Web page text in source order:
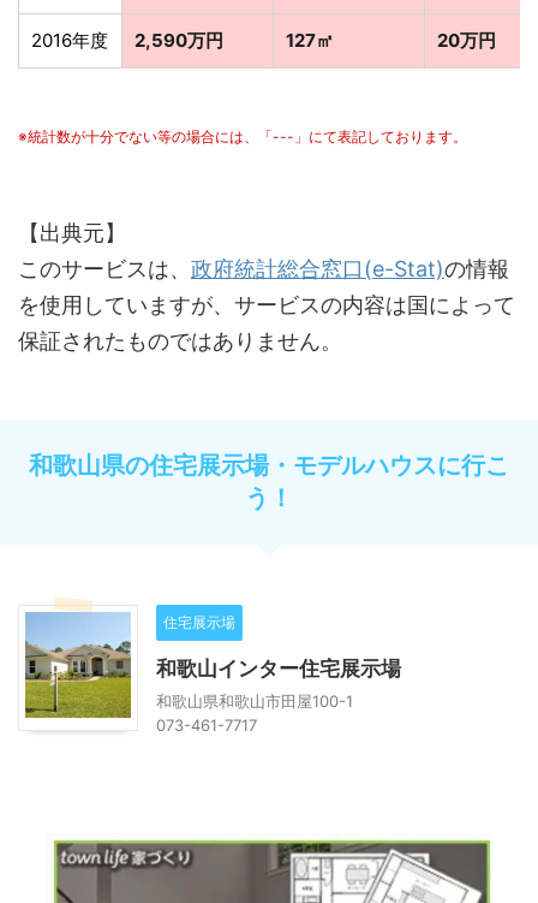
2016年度 2,590万円 127㎡ 20万円
※統計数が十分でない等の場合には、「---」にて表記しております。
【出典元】
このサービスは、 政府統計総合窓口(e-Stat)の情報
を使用していますが、サービスの内容は国によって
保証されたものではありません。
和歌山県の住宅展示場・モデルハウスに行こ
う！
住宅展示場
和歌山インター住宅展示場
和歌山県和歌山市田屋100-1
073-461-7717